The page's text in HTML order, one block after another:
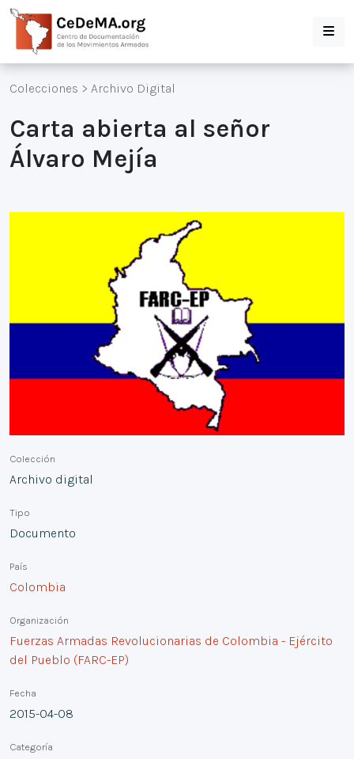
Colecciones > Archivo Digital
Carta abierta al señor
Álvaro Mejía
Colección
Archivo digital
Tipo
Documento
País
Colombia
Organización
Fuerzas Armadas Revolucionarias de Colombia - Ejército
del Pueblo (FARC-EP)
Fecha
2015-04-08
Categoría